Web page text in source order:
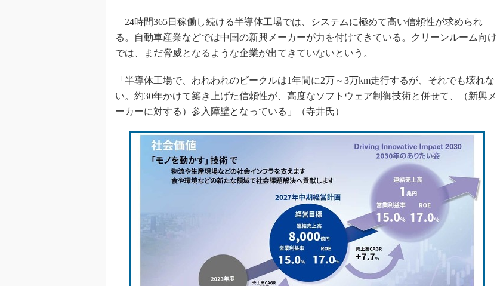
24時間365日稼働し続ける半導体工場では、システムに極めて高い信頼性が求められ
る。自動車産業などでは中国の新興メーカーが力を付けてきている。クリーンルーム向け
では、まだ脅威となるような企業が出てきていないという。
「半導体工場で、われわれのビークルは1年間に2万～3万km走行するが、それでも壊れな
い。約30年かけて築き上げた信頼性が、高度なソフトウェア制御技術と併せて、（新興メ
ーカーに対する）参入障壁となっている」（寺井氏）